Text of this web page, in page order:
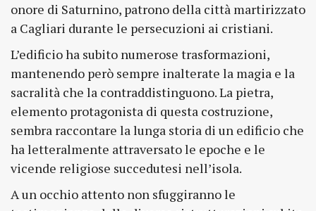
onore di Saturnino, patrono della città martirizzato
a Cagliari durante le persecuzioni ai cristiani.
L’edificio ha subito numerose trasformazioni,
mantenendo però sempre inalterate la magia e la
sacralità che la contraddistinguono. La pietra,
elemento protagonista di questa costruzione,
sembra raccontare la lunga storia di un edificio che
ha letteralmente attraversato le epoche e le
vicende religiose succedutesi nell’isola.
A un occhio attento non sfuggiranno le